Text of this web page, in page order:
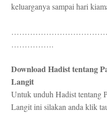
keluarganya sampai hari
…………….
Download Hadist tentang
Langit
Untuk unduh Hadist tentang
Langit ini silakan anda klik